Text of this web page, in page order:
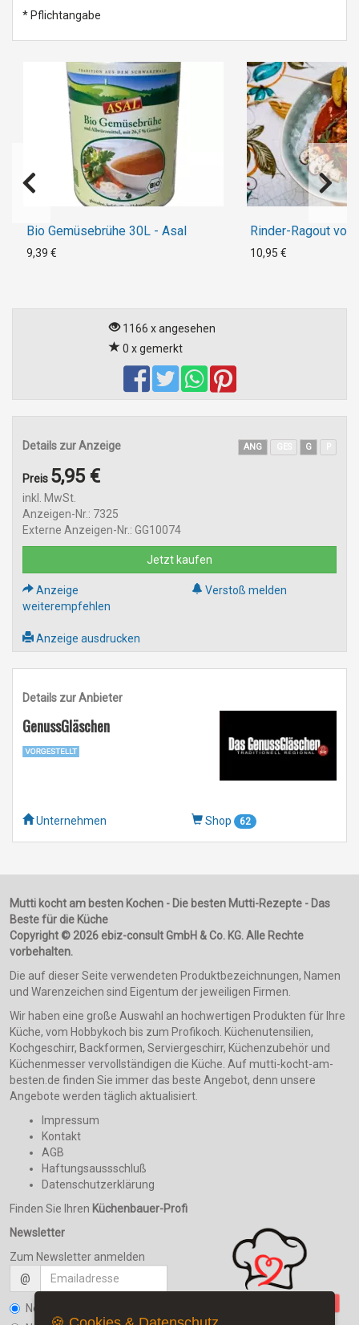
* Pflichtangabe
Bio Gemüsebrühe 30L - Asal
9,39 €
Rinder-Ragout
10,95 €
1166 x angesehen
0 x gemerkt
Details zur Anzeige ANG G
Preis 5,95 €
inkl. MwSt.
Anzeigen-Nr.: 7325
Externe Anzeigen-Nr.: GG10074
Jetzt kaufen
Anzeige
weiterempfehlen
Verstoß melden
Anzeige ausdrucken
Details zur Anbieter
GenussGläschen
Unternehmen Shop 62
Mutti kocht am besten Kochen - Die besten Mutti-Rezepte - Das
Beste für die Küche
Copyright © 2026 ebiz-consult GmbH & Co. KG. Alle Rechte
vorbehalten.
Die auf dieser Seite verwendeten Produktbezeichnungen, Namen
und Warenzeichen sind Eigentum der jeweiligen Firmen.
Wir haben eine große Auswahl an hochwertigen Produkten für Ihre
Küche, vom Hobbykoch bis zum Profikoch. Küchenutensilien,
Kochgeschirr, Backformen, Serviergeschirr, Küchenzubehör und
Küchenmesser vervollständigen die Küche. Auf mutti-kocht-am-
besten.de finden Sie immer das beste Angebot, denn unsere
Angebote werden täglich aktualisiert.
Impressum
Kontakt
AGB
Haftungsaussschluß
Datenschutzerklärung
Finden Sie Ihren Küchenbauer-Profi
Newsletter
Zum Newsletter anmelden
@
Newsletter bestellen